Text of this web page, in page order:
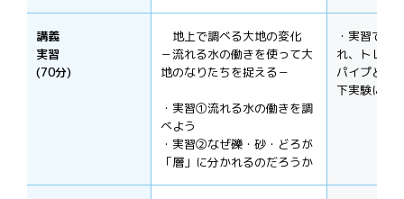
講義
実習
(70分)
地上で調べる大地の変化
－流れる水の働きを使って大
地のなりたちを捉える－
・実習①流れる水の働きを調
べよう
・実習②なぜ礫・砂・どろが
「層」に分かれるのだろうか
・実習では
れ、トレイ
パイプとゴ
下実験に積